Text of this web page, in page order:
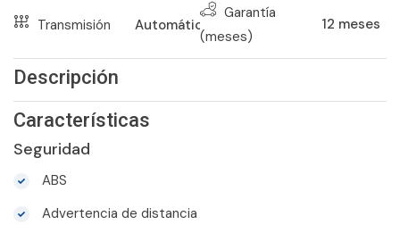
Transmisión
Automático
Garantía
(meses)
12 meses
Descripción
Características
Seguridad
ABS
Advertencia de distancia